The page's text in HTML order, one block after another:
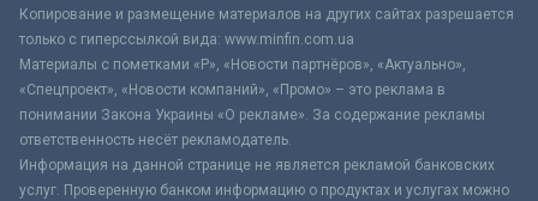
Копирование и размещение материалов на других сайтах разрешается
только с гиперссылкой вида: www.minfin.com.ua
Материалы с пометками «Р», «Новости партнёров», «Актуально»,
«Спецпроект», «Новости компаний», «Промо» – это реклама в
понимании Закона Украины «О рекламе». За содержание рекламы
ответственность несёт рекламодатель.
Информация на данной странице не является рекламой банковских
услуг. Проверенную банком информацию о продуктах и услугах можно